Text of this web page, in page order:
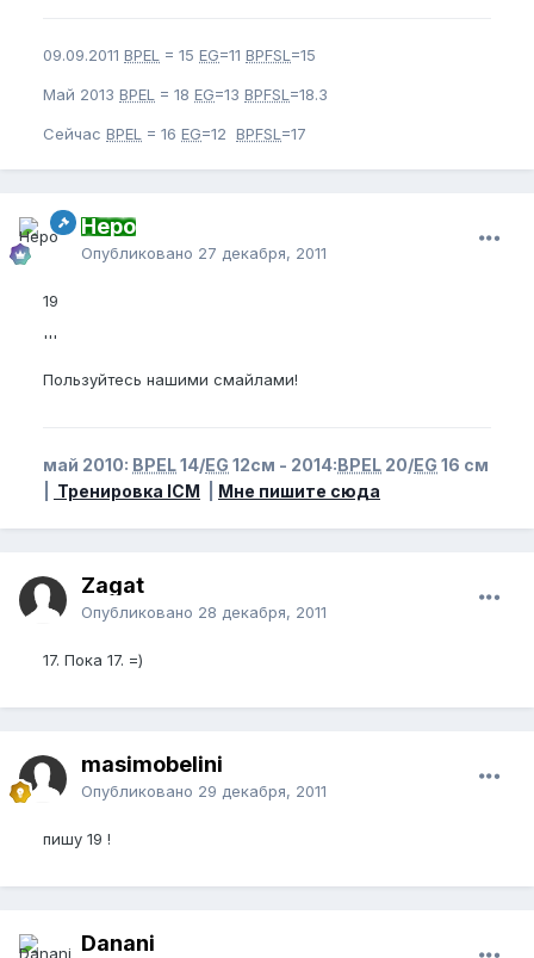
09.09.2011 BPEL = 15 EG=11 BPFSL =15
Май 2013 BPEL = 18 EG=13 BPFSL =18.3
Сейчас BPEL = 16 EG=12 BPFSL =17
Неро
Опубликовано 27 декабря, 2011
19
'''
Пользуйтесь нашими смайлами!
май 2010: BPEL14/EG 12см - 2014:BPEL 20/EG 16 см
Тренировка ICM Мне пишите сюда
Zagat
Опубликовано 28 декабря, 2011
17. Пока 17. =)
masimobelini
Опубликовано 29 декабря, 2011
пишу 19 !
Danani